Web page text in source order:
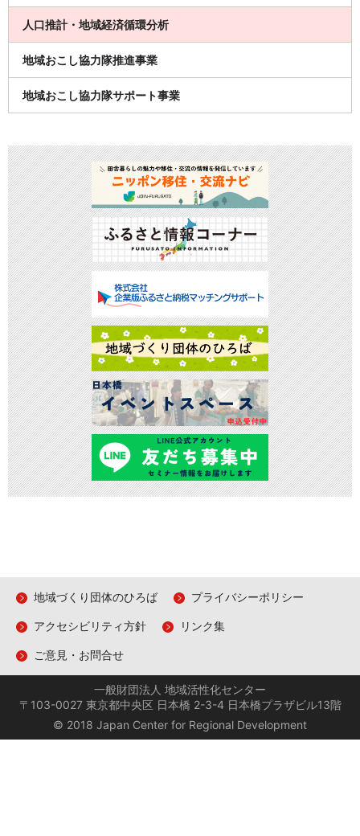
人口推計・地域経済循環分析
地域おこし協力隊推進事業
地域おこし協力隊サポート事業
地域づくり団体のひろば プライバシーポリシー
アクセシビリティ方針 リンク集
ご意見・お問合せ
一般財団法人 地域活性化センター
〒103-0027 東京都中央区 日本橋 2-3-4 日本橋プラザビル13階
© 2018 Japan Center for Regional Development